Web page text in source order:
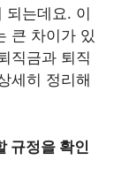
되는데요. 이
큰 차이가 있
직금과 퇴직
세히 정리해
규정을 확인